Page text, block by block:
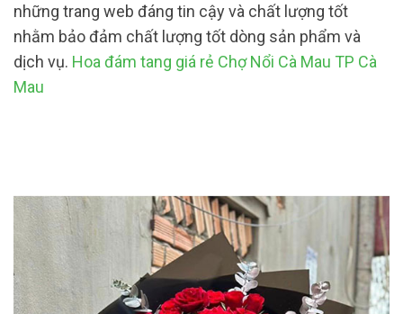
những trang web đáng tin cậy và chất lượng tốt
nhằm bảo đảm chất lượng tốt dòng sản phẩm và
dịch vụ. Hoa đám tang giá rẻ Chợ Nổi Cà Mau TP Cà
Mau